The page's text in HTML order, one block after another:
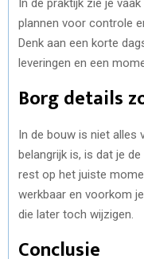
plannen voor controle
Denk aan een korte
leveringen en een
Borg details
In de bouw is niet alles
belangrijk is, is dat je
rest op het juiste
werkbaar en voorkom
die later toch wijzigen.
Conclusie